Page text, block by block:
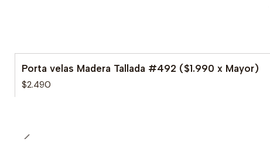
Porta velas Madera Tallada #492 ($1.990 x Mayor)
$2.490